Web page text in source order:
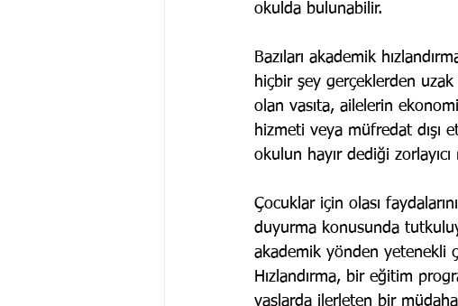
okulda bulunabilir.
Bazıları akademik
hiçbir şey gerçeklerden uzak
olan vasıta, ailelerin
hizmeti veya müfredat dışı
okulun hayır dediği
Çocuklar için olası
duyurma konusunda
akademik yönden yetenekli
Hızlandırma, bir eğitim
yaşlarda ilerleten bir